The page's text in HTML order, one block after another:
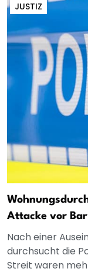
JUSTIZ
Attacke vor Bar
Nach einer
durchsucht die
Streit waren